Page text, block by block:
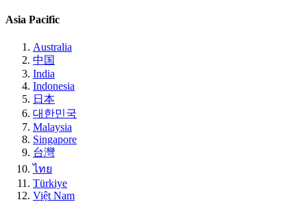
Asia Pacific
Australia
中国
India
Indonesia
日本
대한민국
Malaysia
Singapore
台灣
ไทย
Türkiye
Việt Nam